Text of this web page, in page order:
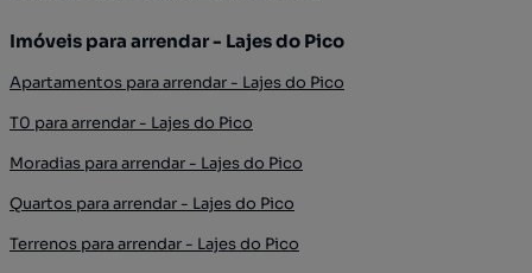
Imóveis para arrendar - Lajes do Pico
Apartamentos para arrendar - Lajes do Pico
T0 para arrendar - Lajes do Pico
Moradias para arrendar - Lajes do Pico
Quartos para arrendar - Lajes do Pico
Terrenos para arrendar - Lajes do Pico